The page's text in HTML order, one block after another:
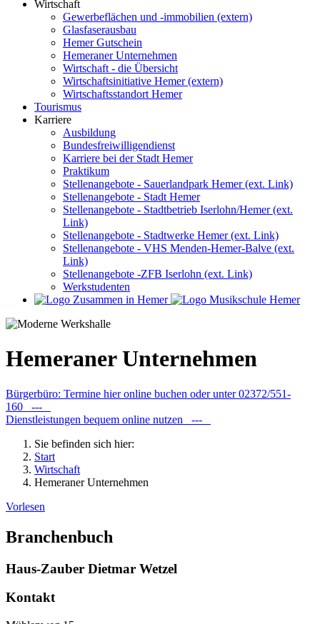
Wirtschaft
Gewerbeflächen und -immobilien (extern)
Glasfaserausbau
Hemer Gutschein
Hemeraner Unternehmen
Wirtschaft - die Übersicht
Wirtschaftsinitiative Hemer (extern)
Wirtschaftsstandort Hemer
Tourismus
Karriere
Ausbildung
Bundesfreiwilligendienst
Karriere bei der Stadt Hemer
Praktikum
Stellenangebote - Sauerlandpark Hemer (ext. Link)
Stellenangebote - Stadt Hemer
Stellenangebote - Stadtbetrieb Iserlohn/Hemer (ext.
Link)
Stellenangebote - Stadtwerke Hemer (ext. Link)
Stellenangebote - VHS Menden-Hemer-Balve (ext.
Link)
Stellenangebote -ZFB Iserlohn (ext. Link)
Werkstudenten
Hemeraner Unternehmen
Bürgerbüro: Termine hier online buchen oder unter 02372/551-
160 ---
Dienstleistungen bequem online nutzen ---
Sie befinden sich hier:
Start
Wirtschaft
Hemeraner Unternehmen
Vorlesen
Branchenbuch
Haus-Zauber Dietmar Wetzel
Kontakt